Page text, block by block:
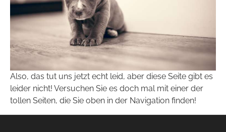
Also, das tut uns jetzt echt leid, aber diese Seite gibt es
leider nicht! Versuchen Sie es doch mal mit einer der
tollen Seiten, die Sie oben in der Navigation finden!